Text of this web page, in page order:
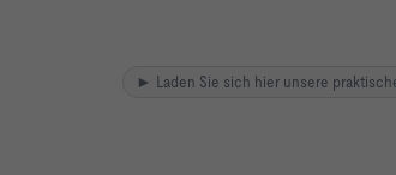
► Laden Sie sich hier unsere